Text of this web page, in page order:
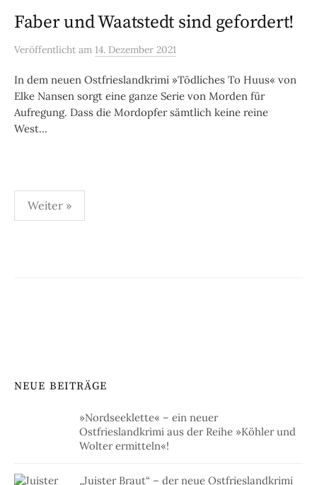
Faber und Waatstedt sind gefordert!
Veröffentlicht am 14. Dezember 2021
In dem neuen Ostfrieslandkrimi »Tödliches To Huus« von
Elke Nansen sorgt eine ganze Serie von Morden für
Aufregung. Dass die Mordopfer sämtlich keine reine
West...
Seitennummerierung
der
Weiter »
NEUE BEITRÄGE
»Nordseeklette« – ein neuer
Ostfrieslandkrimi aus der Reihe »Köhler und
Wolter ermitteln«!
„Juister Braut“ – der neue Ostfrieslandkrimi